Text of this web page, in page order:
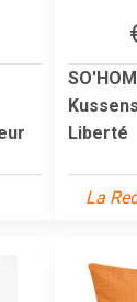
Liberté
La